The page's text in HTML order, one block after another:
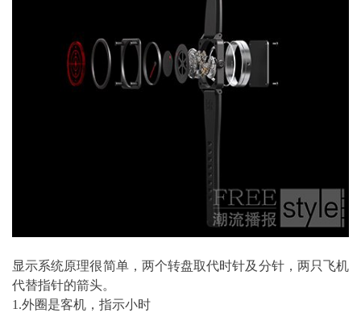
显示系统原理很简单，两个转盘取代时针及分针，两只飞机
代替指针的箭头。
1.外圈是客机，指示小时